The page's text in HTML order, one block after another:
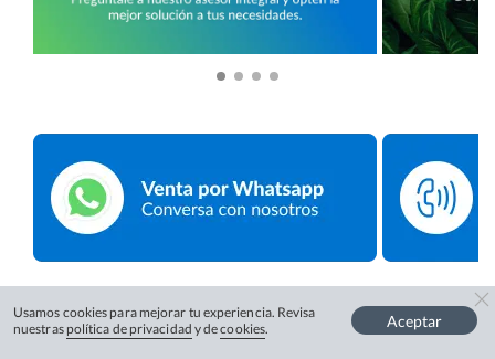
Usamos cookies para mejorar tu experiencia. Revisa
nuestras política de privacidad y decookies. Aceptar